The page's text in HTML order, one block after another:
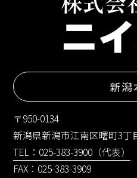
新潟
〒950-0134
新潟県新潟市江南区曙町3丁
TEL：025-383-3900（代表）
FAX：025-383-3909